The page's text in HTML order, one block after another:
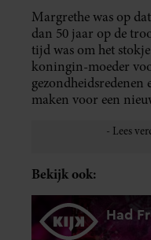
Margrethe was op
dan 50 jaar op de
tijd was om het
koningin-moeder
maken voor een
Bekijk ook: